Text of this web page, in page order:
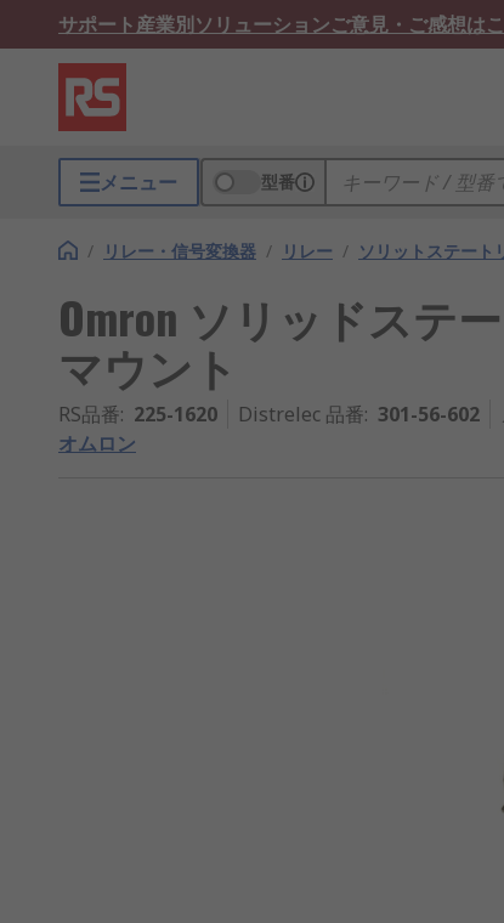
サポート産業別ソリューションご意見・ご感想は
メニュー 型番
/ リレー・信号変換器 / リレー / ソリットステート
Omron ソリッドステ
マウント
RS品番: 225-1620 Distrelec 品番: 301-56-602
オムロン